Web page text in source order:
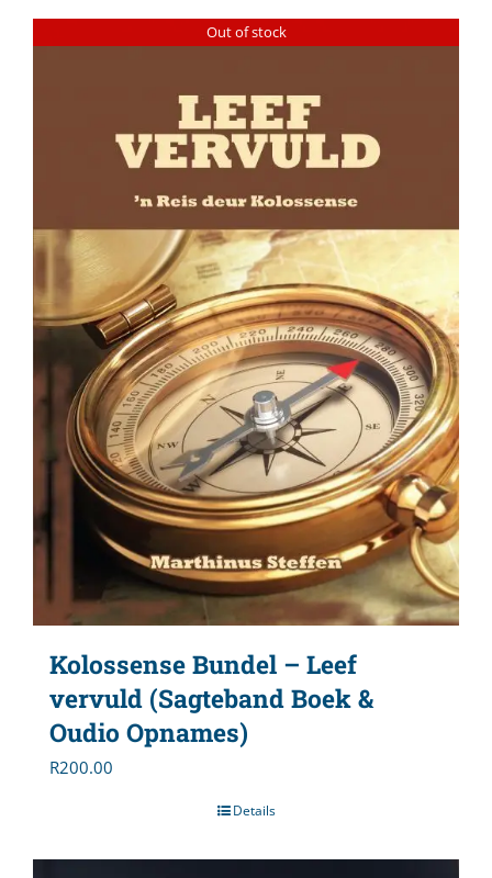
Out of stock
Kolossense Bundel – Leef
vervuld (Sagteband Boek &
Oudio Opnames)
R200.00
Details